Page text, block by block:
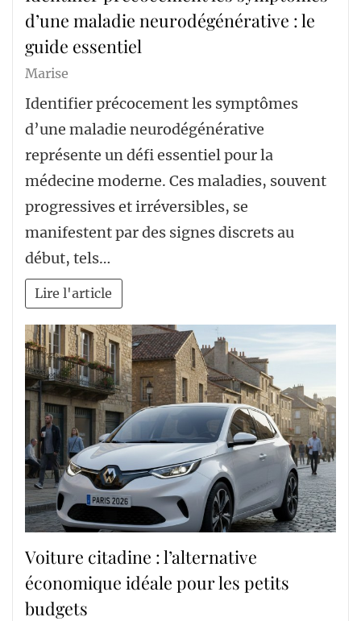
d’une maladie neurodégénérative : le
guide essentiel
Marise
Identifier précocement les symptômes
d’une maladie neurodégénérative
représente un défi essentiel pour la
médecine moderne. Ces maladies, souvent
progressives et irréversibles, se
manifestent par des signes discrets au
début, tels…
Lire l'article
Voiture citadine : l’alternative
économique idéale pour les petits
budgets